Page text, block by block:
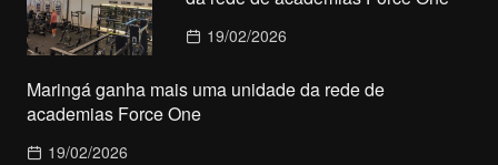
19/02/2026
Maringá ganha mais uma unidade da rede de
academias Force One
19/02/2026